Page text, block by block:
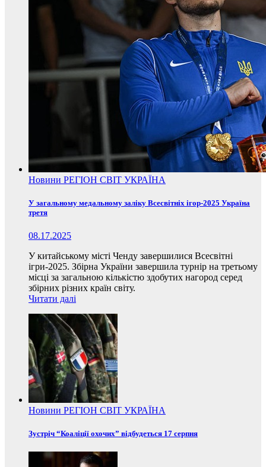
Новини РЕГІОН СВІТ УКРАЇНА
У загальному медальному заліку Всесвітніх ігор-2025 Україна
третя
08.17.2025
У китайському місті Ченду завершилися Всесвітні
ігри-2025. Збірна України завершила турнір на третьому
місці за загальною кількістю здобутих нагород серед
збірних різних країн світу.
Читати далі
Новини РЕГІОН СВІТ УКРАЇНА
Зустріч “Коаліції охочих” відбудеться 17 серпня